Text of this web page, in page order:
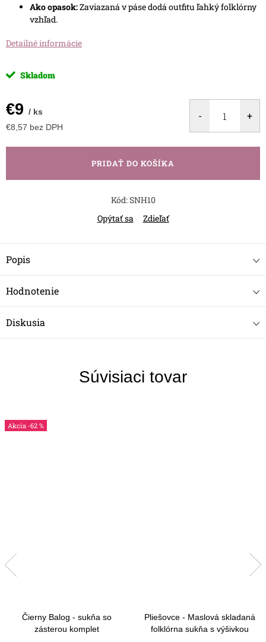
Ako opasok:Zaviazaná v páse dodá outfitu ľahký folklórny
vzhľad.
Detailné informácie
Skladom
€9 / ks
€8,57 bez DPH
PRIDAŤ DO KOŠÍKA
Kód:SNH10
Opýtať sa
Zdieľať
Popis
Hodnotenie
Diskusia
Súvisiaci tovar
-62 %
Čierny Balog - sukňa so
zásterou komplet
Pliešovce - Maslová skladaná
folklórna sukňa s výšivkou